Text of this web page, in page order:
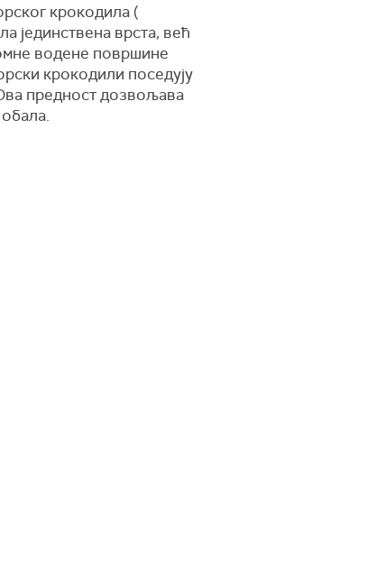
крокодила (
јединствена врста, већ
водене површине
крокодили поседују
предност дозвољава